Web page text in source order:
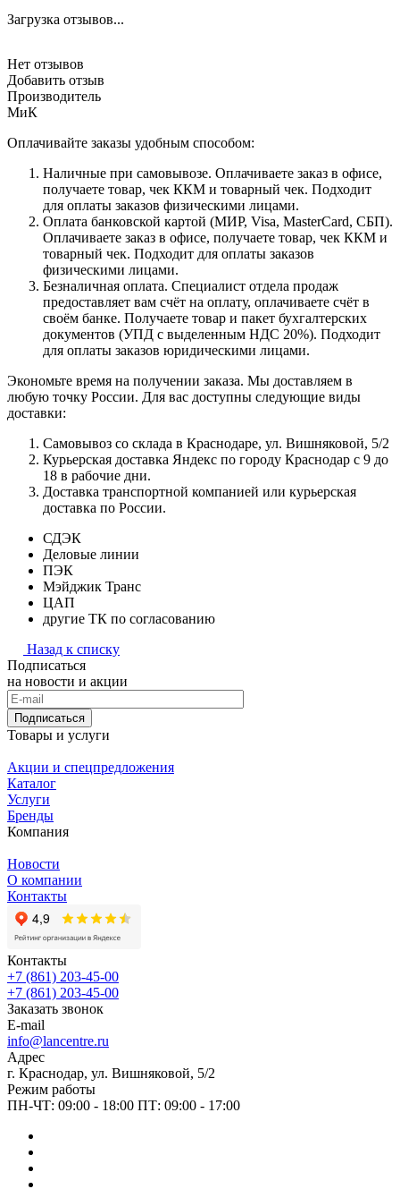
Загрузка отзывов...
Нет отзывов
Добавить отзыв
Производитель
МиК
Оплачивайте заказы удобным способом:
Наличные при самовывозе. Оплачиваете заказ в офисе,
получаете товар, чек ККМ и товарный чек. Подходит
для оплаты заказов физическими лицами.
Оплата банковской картой (МИР, Visa, MasterCard, СБП).
Оплачиваете заказ в офисе, получаете товар, чек ККМ и
товарный чек. Подходит для оплаты заказов
физическими лицами.
Безналичная оплата. Специалист отдела продаж
предоставляет вам счёт на оплату, оплачиваете счёт в
своём банке. Получаете товар и пакет бухгалтерских
документов (УПД с выделенным НДС 20%). Подходит
для оплаты заказов юридическими лицами.
Экономьте время на получении заказа. Мы доставляем в
любую точку России. Для вас доступны следующие виды
доставки:
Самовывоз со склада в Краснодаре, ул. Вишняковой, 5/2
Курьерская доставка Яндекс по городу Краснодар с 9 до
18 в рабочие дни.
Доставка транспортной компанией или курьерская
доставка по России.
СДЭК
Деловые линии
ПЭК
Мэйджик Транс
ЦАП
другие ТК по согласованию
Назад к списку
Подписаться
на новости и акции
Подписаться
Товары и услуги
Акции и спецпредложения
Каталог
Услуги
Бренды
Компания
Новости
О компании
Контакты
Контакты
+7 (861) 203-45-00
+7 (861) 203-45-00
Заказать звонок
E-mail
info@lancentre.ru
Адрес
г. Краснодар, ул. Вишняковой, 5/2
Режим работы
ПН-ЧТ: 09:00 - 18:00 ПТ: 09:00 - 17:00